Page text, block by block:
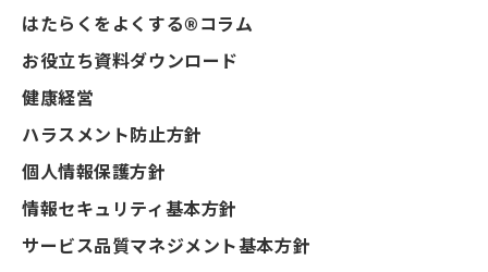
はたらくをよくする®コラム
お役立ち資料ダウンロード
健康経営
ハラスメント防止方針
個人情報保護方針
情報セキュリティ基本方針
サービス品質マネジメント基本方針